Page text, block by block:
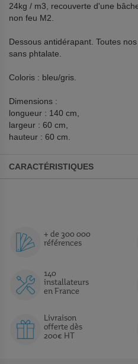
24kg / m3, recouverte d'une
non feu M2.
Dessous antidérapant. Toutes
sans phtalate.
Coloris : bleu/gris.
Dimensions :
longueur : 140 cm,
largeur : 60 cm,
hauteur : 60 cm.
CARACTÉRISTIQUES
+ de 300 000
références
140
installateurs
en France
Livraison
offerte dès
200€ HT